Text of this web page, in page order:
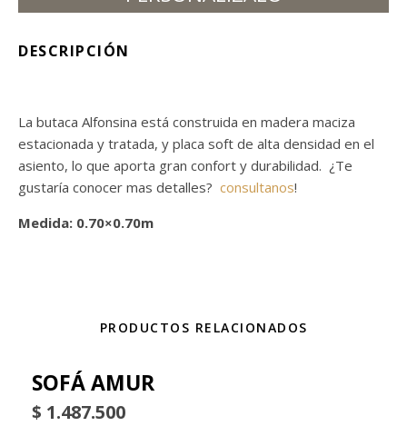
DESCRIPCIÓN
La butaca Alfonsina está construida en madera maciza
estacionada y tratada, y placa soft de alta densidad en el
asiento, lo que aporta gran confort y durabilidad. ¿Te
gustaría conocer mas detalles? consultanos!
Medida: 0.70×0.70m
PRODUCTOS RELACIONADOS
SOFÁ AMUR
$ 1.487.500